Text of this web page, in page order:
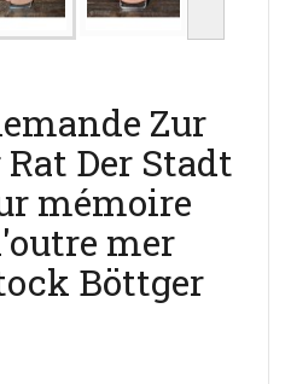
Zur
Der Stadt
mémoire
mer
Böttger